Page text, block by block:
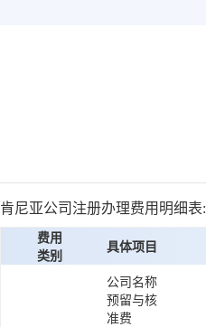
肯尼亚公司注册办理费用明细表:
费用
类别
具体项目
公司名称
预留与核
准费